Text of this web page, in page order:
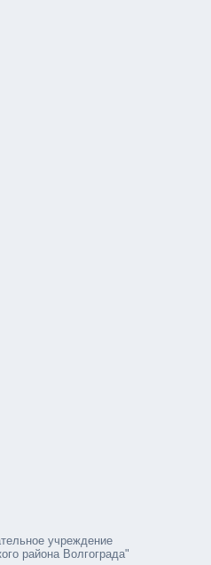
учреждение
района Волгограда"